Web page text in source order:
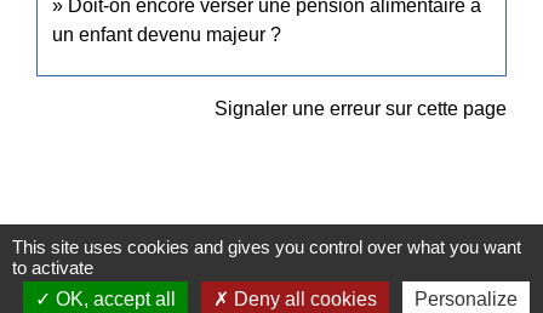
Doit-on encore verser une pension alimentaire à
un enfant devenu majeur ?
Signaler une erreur sur cette page
Commune de Pullay
This site uses cookies and gives you control over what you want
to activate
OK, accept all
Deny all cookies Personalize